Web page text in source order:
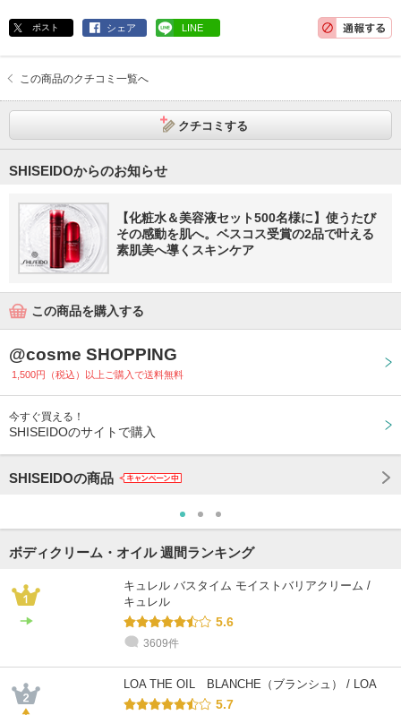
ポスト シェア LINE
この商品のクチコミ一覧へ
クチコミする
SHISEIDOからのお知らせ
【化粧水＆美容液セット500名様に】使うたび
その感動を肌へ。ベスコス受賞の2品で叶える
素肌美へ導くスキンケア
この商品を購入する
@cosme SHOPPING
1,500円（税込）以上ご購入で送料無料
今すぐ買える！
SHISEIDOのサイトで購入
SHISEIDOの商品
ボディクリーム・オイル 週間ランキング
キュレル バスタイム モイストバリアクリーム /
キュレル
5.6
3609件
LOA THE OIL BLANCHE（ブランシュ） / LOA
5.7